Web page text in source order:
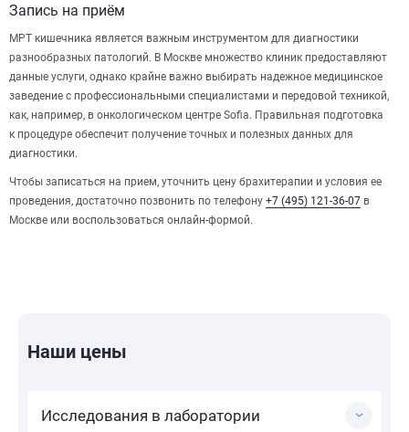
Запись на приём
МРТ кишечника является важным инструментом для диагностики
разнообразных патологий. В Москве множество клиник предоставляют
данные услуги, однако крайне важно выбирать надежное медицинское
заведение с профессиональными специалистами и передовой техникой,
как, например, в онкологическом центре Sofia. Правильная подготовка
к процедуре обеспечит получение точных и полезных данных для
диагностики.
Чтобы записаться на прием, уточнить цену брахитерапии и условия ее
проведения, достаточно позвонить по телефону +7 (495) 121-36-07 в
Москве или воспользоваться онлайн-формой.
Наши цены
Исследования в лаборатории